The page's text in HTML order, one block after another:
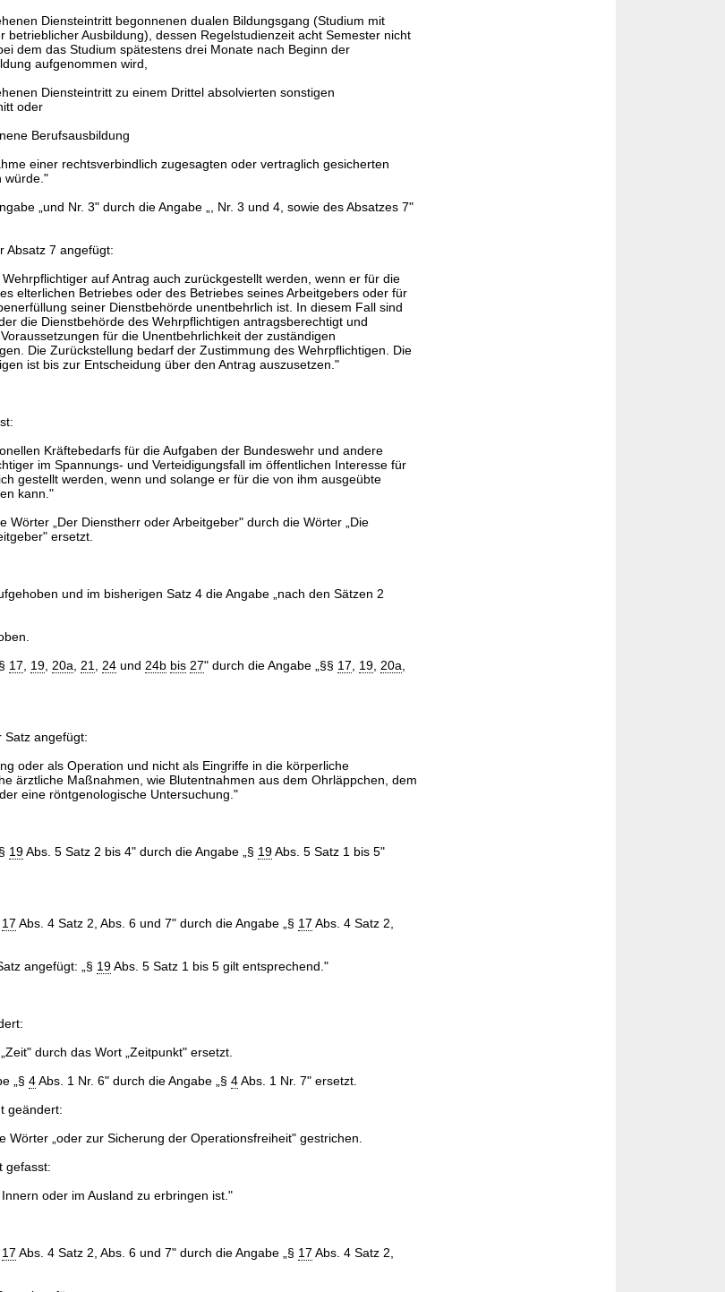
Diensteintritt begonnenen dualen Bildungsgang (Studium mit
betrieblicher Ausbildung), dessen Regelstudienzeit acht Semester nicht
dem das Studium spätestens drei Monate nach Beginn der
aufgenommen wird,
Diensteintritt zu einem Drittel absolvierten sonstigen
oder
Berufsausbildung
einer rechtsverbindlich zugesagten oder vertraglich gesicherten
würde."
„und Nr. 3" durch die Angabe „, Nr. 3 und 4, sowie des Absatzes 7"
Absatz 7 angefügt:
Wehrpflichtiger auf Antrag auch zurückgestellt werden, wenn er für die
elterlichen Betriebes oder des Betriebes seines Arbeitgebers oder für
seiner Dienstbehörde unentbehrlich ist. In diesem Fall sind
die Dienstbehörde des Wehrpflichtigen antragsberechtigt und
für die Unentbehrlichkeit der zuständigen
Die Zurückstellung bedarf der Zustimmung des Wehrpflichtigen. Die
ist bis zur Entscheidung über den Antrag auszusetzen."
Kräftebedarfs für die Aufgaben der Bundeswehr und andere
im Spannungs- und Verteidigungsfall im öffentlichen Interesse für
gestellt werden, wenn und solange er für die von ihm ausgeübte
kann."
Wörter „Der Dienstherr oder Arbeitgeber" durch die Wörter „Die
ersetzt.
und im bisherigen Satz 4 die Angabe „nach den Sätzen 2
17 19, 20a 21 24und 24b bis 27" durch die Angabe „§§ 17 19, 20a
Satz angefügt:
oder als Operation und nicht als Eingriffe in die körperliche
ärztliche Maßnahmen, wie Blutentnahmen aus dem Ohrläppchen, dem
eine röntgenologische Untersuchung."
19Abs. 5 Satz 2 bis 4" durch die Angabe „§ 19Abs. 5 Satz 1 bis 5"
17 Abs. 4 Satz 2, Abs. 6 und 7" durch die Angabe „§ 17 Abs. 4 Satz 2,
angefügt: „§ 19Abs. 5 Satz 1 bis 5 gilt entsprechend."
durch das Wort „Zeitpunkt" ersetzt.
„§4Abs. 1 Nr. 6" durch die Angabe „§4Abs. 1 Nr. 7" ersetzt.
geändert:
Wörter „oder zur Sicherung der Operationsfreiheit" gestrichen.
gefasst:
Innern oder im Ausland zu erbringen ist."
17 Abs. 4 Satz 2, Abs. 6 und 7" durch die Angabe „§ 17 Abs. 4 Satz 2,